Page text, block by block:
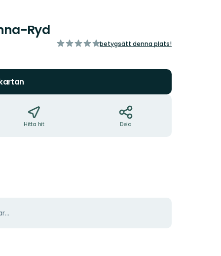
Ryd
av
betygsätt denna plats!
Hitta hit Dela